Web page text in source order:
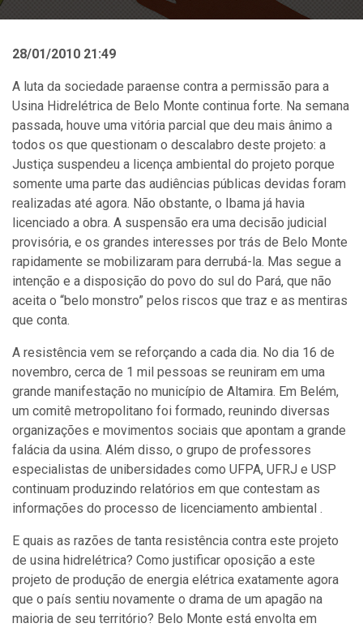
28/01/2010 21:49
A luta da sociedade paraense contra a permissão para a
Usina Hidrelétrica de Belo Monte continua forte. Na semana
passada, houve uma vitória parcial que deu mais ânimo a
todos os que questionam o descalabro deste projeto: a
Justiça suspendeu a licença ambiental do projeto porque
somente uma parte das audiências públicas devidas foram
realizadas até agora. Não obstante, o Ibama já havia
licenciado a obra. A suspensão era uma decisão judicial
provisória, e os grandes interesses por trás de Belo Monte
rapidamente se mobilizaram para derrubá-la. Mas segue a
intenção e a disposição do povo do sul do Pará, que não
aceita o “belo monstro” pelos riscos que traz e as mentiras
que conta.
A resistência vem se reforçando a cada dia. No dia 16 de
novembro, cerca de 1 mil pessoas se reuniram em uma
grande manifestação no município de Altamira. Em Belém,
um comitê metropolitano foi formado, reunindo diversas
organizações e movimentos sociais que apontam a grande
falácia da usina. Além disso, o grupo de professores
especialistas de unibersidades como UFPA, UFRJ e USP
continuam produzindo relatórios em que contestam as
informações do processo de licenciamento ambiental .
E quais as razões de tanta resistência contra este projeto
de usina hidrelétrica? Como justificar oposição a este
projeto de produção de energia elétrica exatamente agora
que o país sentiu novamente o drama de um apagão na
maioria de seu território? Belo Monte está envolta em